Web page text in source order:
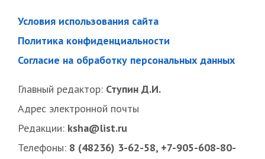
Условия использования сайта
Политика конфиденциальности
Согласие на обработку персональных данных
Главный редактор: Ступин Д.И.
Адрес электронной почты
Редакции: ksha@list.ru
Телефоны: 8 (48236) 3-62-58, +7-905-608-80-